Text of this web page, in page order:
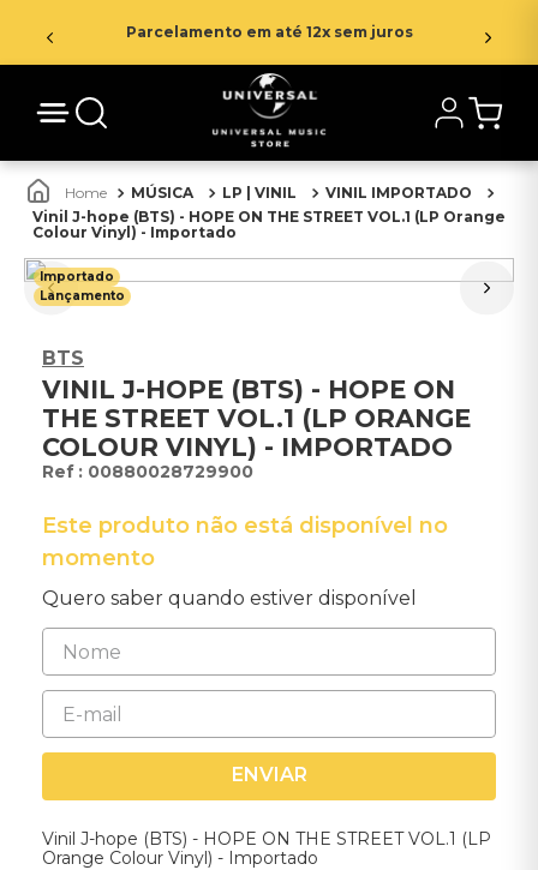
Parcelamento em até 12x sem juros
MÚSICA LP | VINIL
VINIL IMPORTADO
Vinil J-hope (BTS) - HOPE ON THE STREET VOL.1 (LP Orange
Colour Vinyl) - Importado
Importado
Lançamento
BTS
VINIL J-HOPE (BTS) - HOPE ON
THE STREET VOL.1 (LP ORANGE
COLOUR VINYL) - IMPORTADO
: 00880028729900
Este produto não está disponível no
momento
Quero saber quando estiver disponível
ENVIAR
Vinil J-hope (BTS) - HOPE ON THE STREET VOL.1 (LP
Orange Colour Vinyl) - Importado